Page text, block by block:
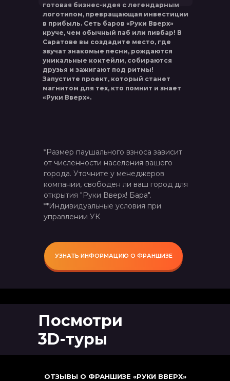
*Размер паушального взноса зависит
от численности населения вашего
города. Уточните у менеджеров
компании, свободен ли ваш город для
открытия "Руки Вверх! Бара".
**Индивидуальные условия при
управлении УК
готовая бизнес-идея с легендарным
логотипом, превращающая инвестиции
в прибыль. Сеть баров «Руки Вверх»
круче, чем обычный паб или пивбар! В
Саратове вы создадите место, где
звучат знакомые песни, рождаются
уникальные коктейли, собираются
друзья и зажигают под ритмы!
Запустите проект, который станет
магнитом для тех, кто помнит и знает
«Руки Вверх».
УЗНАТЬ ИНФОРМАЦИЮ О ФРАНШИЗЕ
Посмотри
3D-туры
ОТЗЫВЫ О ФРАНШИЗЕ «РУКИ ВВЕРХ»